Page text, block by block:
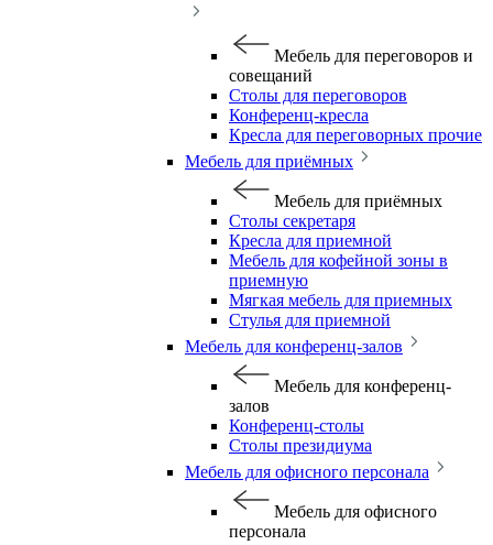
Мебель для переговоров и
совещаний
Столы для переговоров
Конференц-кресла
Кресла для переговорных прочие
Мебель для приёмных
Мебель для приёмных
Столы секретаря
Кресла для приемной
Мебель для кофейной зоны в
приемную
Мягкая мебель для приемных
Стулья для приемной
Мебель для конференц-залов
Мебель для конференц-
залов
Конференц-столы
Столы президиума
Мебель для офисного персонала
Мебель для офисного
персонала